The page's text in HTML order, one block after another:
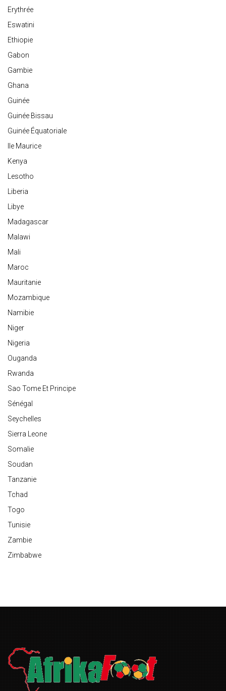
Erythrée
Eswatini
Ethiopie
Gabon
Gambie
Ghana
Guinée
Guinée Bissau
Guinée Équatoriale
Ile Maurice
Kenya
Lesotho
Liberia
Libye
Madagascar
Malawi
Mali
Maroc
Mauritanie
Mozambique
Namibie
Niger
Nigeria
Ouganda
Rwanda
Sao Tome Et Principe
Sénégal
Seychelles
Sierra Leone
Somalie
Soudan
Tanzanie
Tchad
Togo
Tunisie
Zambie
Zimbabwe